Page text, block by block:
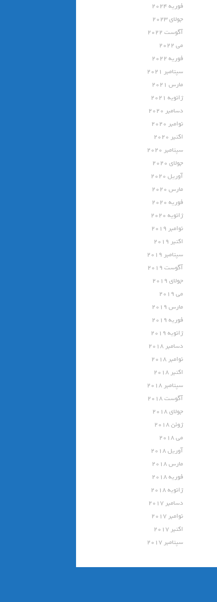
فوریه 2024
جولای 2023
آگوست 2022
می 2022
فوریه 2022
سپتامبر 2021
مارس 2021
ژانویه 2021
دسامبر 2020
نوامبر 2020
اکتبر 2020
سپتامبر 2020
جولای 2020
آوریل 2020
مارس 2020
فوریه 2020
ژانویه 2020
نوامبر 2019
اکتبر 2019
سپتامبر 2019
آگوست 2019
جولای 2019
می 2019
مارس 2019
فوریه 2019
ژانویه 2019
دسامبر 2018
نوامبر 2018
اکتبر 2018
سپتامبر 2018
آگوست 2018
جولای 2018
ژوئن 2018
می 2018
آوریل 2018
مارس 2018
فوریه 2018
ژانویه 2018
دسامبر 2017
نوامبر 2017
اکتبر 2017
سپتامبر 2017